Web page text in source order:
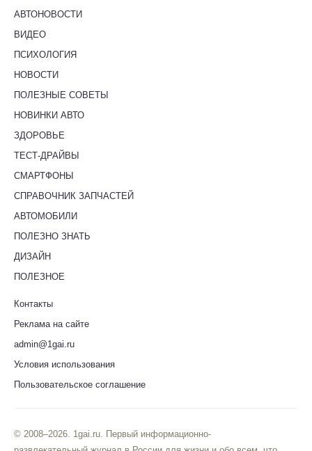
АВТОНОВОСТИ
ВИДЕО
ПСИХОЛОГИЯ
НОВОСТИ
ПОЛЕЗНЫЕ СОВЕТЫ
НОВИНКИ АВТО
ЗДОРОВЬЕ
ТЕСТ-ДРАЙВЫ
СМАРТФОНЫ
СПРАВОЧНИК ЗАПЧАСТЕЙ
АВТОМОБИЛИ
ПОЛЕЗНО ЗНАТЬ
ДИЗАЙН
ПОЛЕЗНОЕ
Контакты
Реклама на сайте
admin@1gai.ru
Условия использования
Пользовательское соглашение
© 2008–2026. 1gai.ru. Первый информационно-